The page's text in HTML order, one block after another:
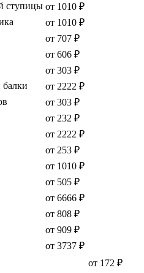
ступицы от 1010 ₽
от 1010 ₽
от 707 ₽
от 606 ₽
от 303 ₽
балки
от 2222 ₽
от 303 ₽
от 232 ₽
от 2222 ₽
от 253 ₽
от 1010 ₽
от 505 ₽
от 6666 ₽
от 808 ₽
от 909 ₽
от 3737 ₽
от 172 ₽